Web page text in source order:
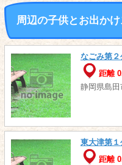
周辺の子供とお出かけ
なごみ第２
距離
静岡県島田
東大津第１
距離